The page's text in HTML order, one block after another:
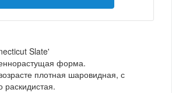
Slate'
форма.
плотная шаровидная, с
раскидистая.